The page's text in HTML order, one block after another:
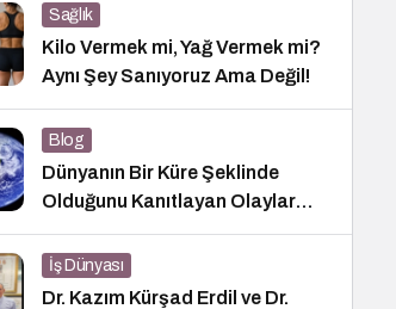
Sağlık
Kilo Vermek mi, Yağ Vermek mi?
Aynı Şey Sanıyoruz Ama Değil!
Blog
Dünyanın Bir Küre Şeklinde
Olduğunu Kanıtlayan Olaylar
Nedir?
İş Dünyası
Dr. Kazım Kürşad Erdil ve Dr.